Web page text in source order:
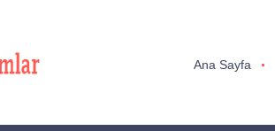
Ana Sayfa